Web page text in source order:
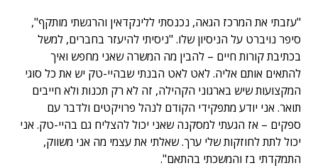
"עזבתי את המרכז הגאה, נכנסתי ללינקדאין והרגשתי מותקף",
סיפר נויברט על הניסיון שלו. "ניסיתי להיעזר בחברים, למשל
בכתיבת קורות חיים – להבין מה המשרה שאני מחפש ואיך
להתאים אותם אליה. לאט לאט הבנתי שבהיי-טק יש את כל סוגי
המקצועות שיש בארגוני הקהילה, זה לא רק תכנות ולא חייבים
תואר. אני יודע מתפקידי הקודם לנהל פרויקטים ולדבר עם
ספקים – אז הגעתי למסקנה שאני יכול להצליח גם בהיי-טק. אני
יכול לתת לחוזקות שלי ערך. שאלתי את עצמי מה אני משווק,
התמקדתי בז והמשכתי בהתאם".